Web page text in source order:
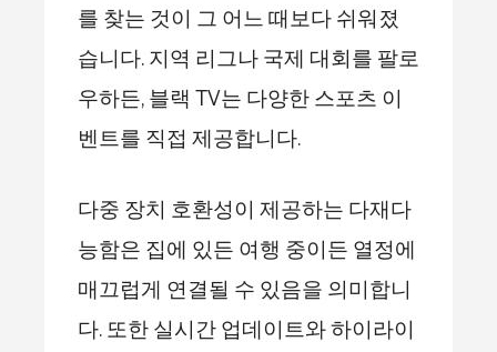
를 찾는 것이 그 어느 때보다 쉬워졌
습니다. 지역 리그나 국제 대회를 팔로
우하든, 블랙 TV는 다양한 스포츠 이
벤트를 직접 제공합니다.
다중 장치 호환성이 제공하는 다재다
능함은 집에 있든 여행 중이든 열정에
매끄럽게 연결될 수 있음을 의미합니
다. 또한 실시간 업데이트와 하이라이